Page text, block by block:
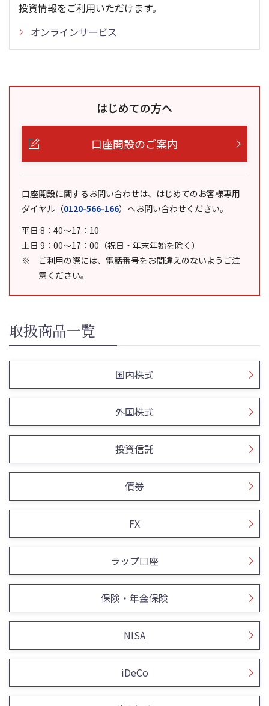
投資情報をご利用いただけます。
オンラインサービス
はじめての方へ
口座開設のご案内
口座開設に関するお問い合わせは、はじめてのお客様専用
ダイヤル （0120-566-166） へお問い合わせください。
平日 8：40～17：10
土日 9：00～17：00（祝日・年末年始を除く）
ご利用の際には、電話番号をお間違えのないようご注
意ください。
取扱商品一覧
国内株式
外国株式
投資信託
債券
FX
ラップ口座
保険・年金保険
NISA
iDeCo